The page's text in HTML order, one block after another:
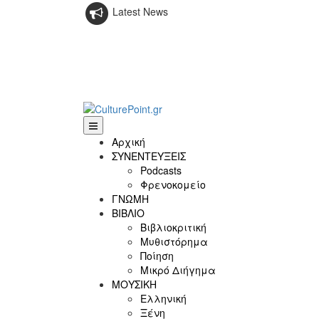
Latest News
Αρχική
ΣΥΝΕΝΤΕΥΞΕΙΣ
Podcasts
Φρενοκομείο
ΓΝΩΜΗ
ΒΙΒΛΙΟ
Βιβλιοκριτική
Μυθιστόρημα
Ποίηση
Μικρό Διήγημα
ΜΟΥΣΙΚΗ
Ελληνική
Ξένη